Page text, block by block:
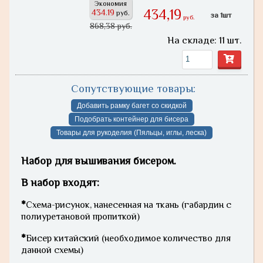
Экономия
434.19 руб.
868,38 руб.
434,19 руб. за 1шт
На складе: 11 шт.
Сопутствующие товары:
Добавить рамку багет со скидкой
Подобрать контейнер для бисера
Товары для рукоделия (Пяльцы, иглы, леска)
Набор для вышивания бисером.
В набор входят:
*Схема-рисунок, нанесенная на ткань (габардин с
полиуретановой пропиткой)
*Бисер китайский (необходимое количество для
данной схемы)